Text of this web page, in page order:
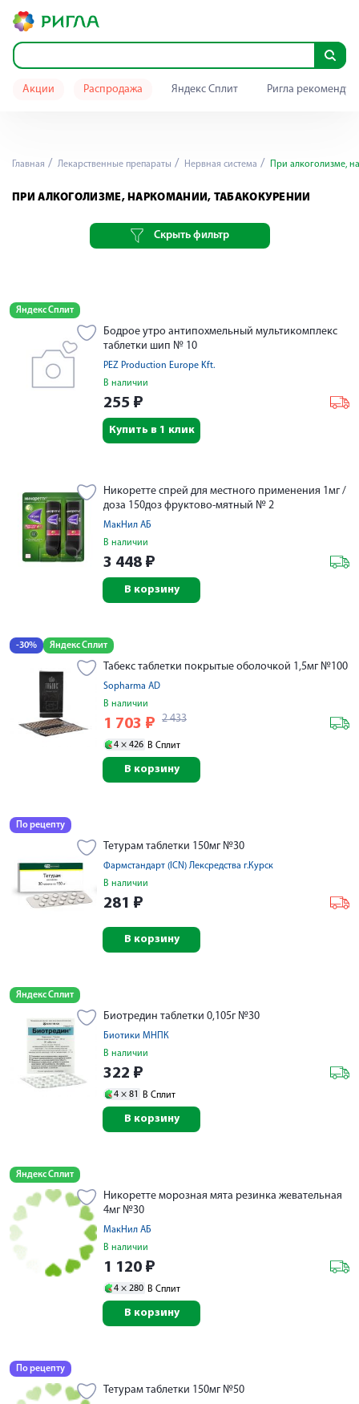
Акции Распродажа Яндекс Сплит Ригла
Главная Лекарственные препараты Нервная система При алкоголизме,
ПРИ АЛКОГОЛИЗМЕ, НАРКОМАНИИ, ТАБАКОКУРЕНИИ
Скрыть фильтр
Яндекс Сплит
Бодрое утро антипохмельный мультикомплекс
таблетки шип № 10
PEZ Production Europe Kft.
В наличии
255 ₽
Купить в 1 клик
Никоретте спрей для местного применения 1мг /
доза 150доз фруктово-мятный № 2
МакНил АБ
В наличии
3 448 ₽
В корзину
-30% Яндекс Сплит
Табекс таблетки покрытые оболочкой 1,5мг №100
Sopharma AD
В наличии
1 703 ₽ 2 433
4 × 426 В Сплит
В корзину
По рецепту
Тетурам таблетки 150мг №30
Фармстандарт (ICN) Лексредства г.Курск
В наличии
281 ₽
В корзину
Яндекс Сплит
Биотредин таблетки 0,105г №30
Биотики МНПК
В наличии
322 ₽
4 × 81 В Сплит
В корзину
Яндекс Сплит
Никоретте морозная мята резинка жевательная
4мг №30
МакНил АБ
В наличии
1 120 ₽
4 × 280 В Сплит
В корзину
По рецепту
Тетурам таблетки 150мг №50